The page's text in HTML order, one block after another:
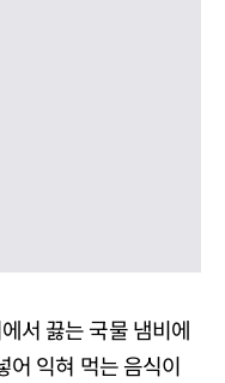
서 끓는 국물 냄비에
어 익혀 먹는 음식이